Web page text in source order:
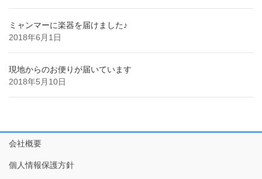
ミャンマーに楽器を届けました♪
2018年6月1日
現地からのお便りが届いています
2018年5月10日
会社概要
個人情報保護方針